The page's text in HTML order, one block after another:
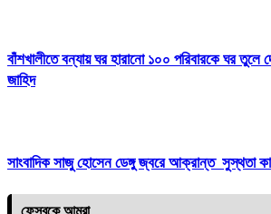
বাঁশখালীতে বন্যায় ঘর হারানো ১০০ পরিবারকে ঘর তুলে
জাহিদ
সাংবাদিক সাজু হোসেন ডেঙ্গু জ্বরে আক্রান্ত সুস্থতা
ফেসবুকে আমরা